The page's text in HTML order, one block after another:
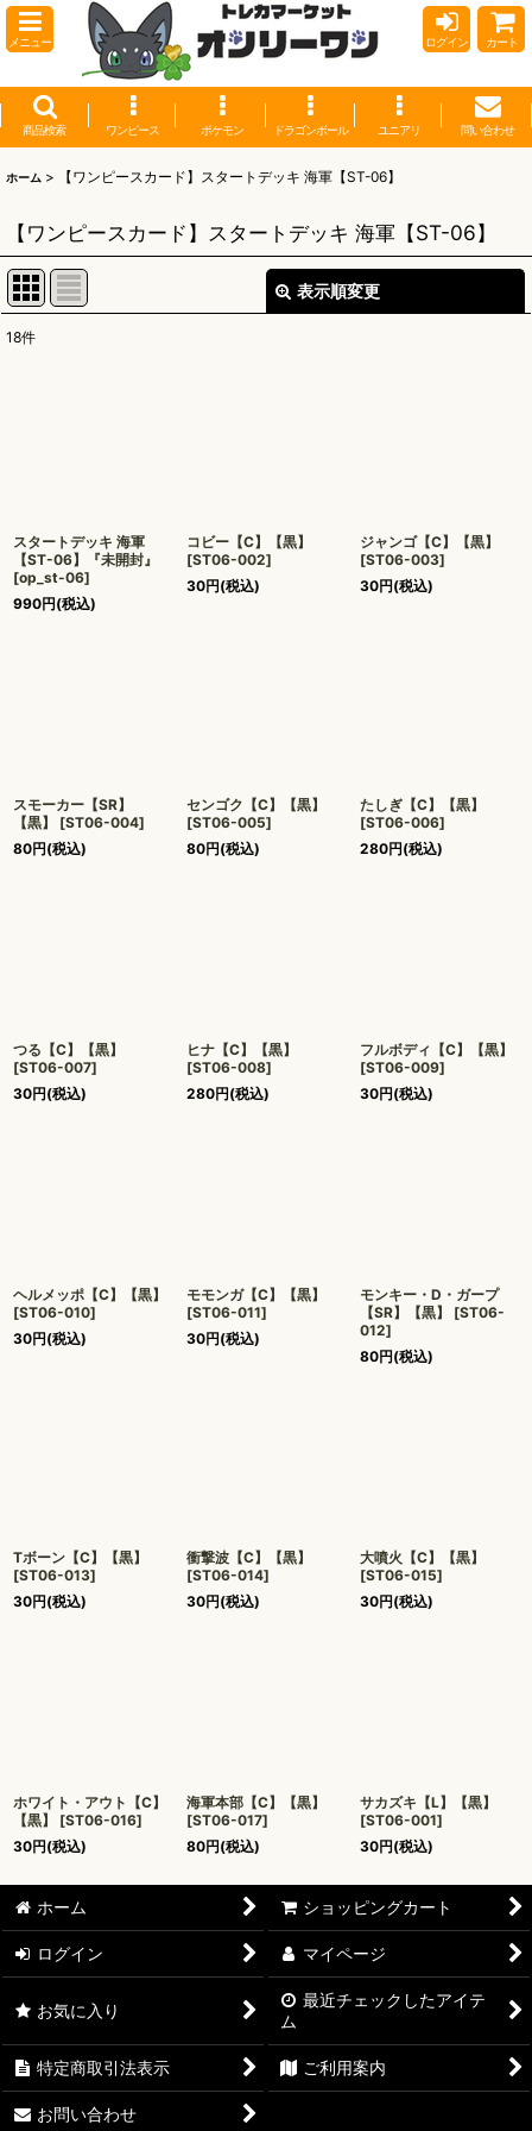
メニュー ログイン カート
商品検索 ワンピース ポケモン ドラゴンボール ユニアリ 問い合わせ
ホーム > 【ワンピースカード】スタートデッキ 海軍【ST-06】
【ワンピースカード】スタートデッキ 海軍【ST-06】
表示順変更
18件
スタートデッキ 海軍
【ST-06】『未開封』
[op_st-06]
990円(税込)
コビー【C】【黒】
[ST06-002]
30円(税込)
ジャンゴ【C】【黒】
[ST06-003]
30円(税込)
スモーカー【SR】
【黒】
[ST06-004]
80円(税込)
センゴク【C】【黒】
[ST06-005]
80円(税込)
たしぎ【C】【黒】
[ST06-006]
280円(税込)
つる【C】【黒】
[ST06-007]
30円(税込)
ヒナ【C】【黒】
[ST06-008]
280円(税込)
フルボディ【C】【黒】
[ST06-009]
30円(税込)
ヘルメッポ【C】【黒】
[ST06-010]
30円(税込)
モモンガ【C】【黒】
[ST06-011]
30円(税込)
モンキー・D・ガープ
【SR】【黒】
[ST06-
012]
80円(税込)
Tボーン【C】【黒】
[ST06-013]
30円(税込)
衝撃波【C】【黒】
[ST06-014]
30円(税込)
大噴火【C】【黒】
[ST06-015]
30円(税込)
ホワイト・アウト【C】
【黒】
[ST06-016]
30円(税込)
海軍本部【C】【黒】
[ST06-017]
80円(税込)
サカズキ【L】【黒】
[ST06-001]
30円(税込)
ホーム ショッピングカート
ログイン マイページ
お気に入り
最近チェックしたアイテ
ム
特定商取引法表示 ご利用案内
お問い合わせ